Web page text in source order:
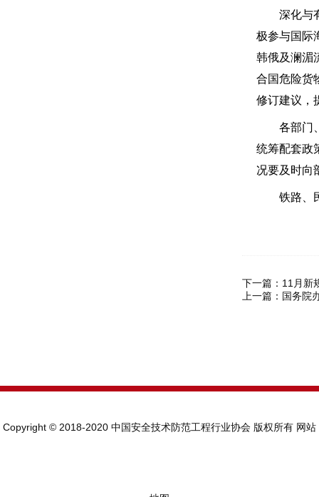
深化与有
极参与国际
韩俄及澜湄
合国危险货
修订建议，
各部门、
统筹配套政
况要及时向
铁路、民
下一篇： 11月新
上一篇： 国务院
Copyright © 2018-2020 中国安全技术防范工程行业协会 版权所有 网站